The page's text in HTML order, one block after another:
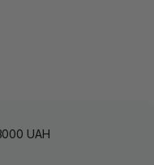
UAH